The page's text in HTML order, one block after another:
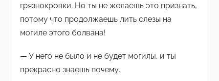
грязнокровки. Но ты не желаешь это признать,
потому что продолжаешь лить слезы на
могиле этого болвана!
— У него не было и не будет могилы, и ты
прекрасно знаешь почему.